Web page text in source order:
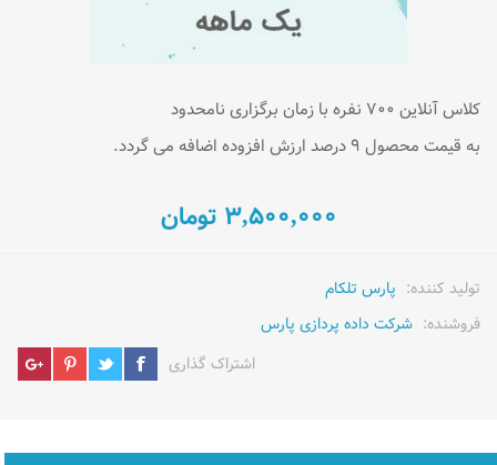
کلاس آنلاین 700 نفره با زمان برگزاری نامحدود
به قیمت محصول 9 درصد ارزش افزوده اضافه می گردد.
3,500,000 تومان
تولید کننده: پارس تلکام
فروشنده: شرکت داده پردازی پارس
اشتراک گذاری